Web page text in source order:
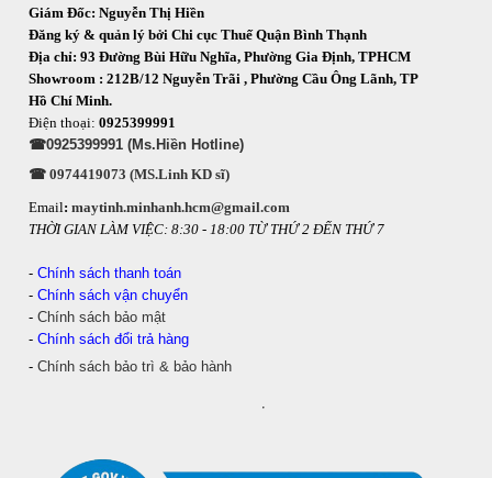
Giám Đốc: Nguyễn Thị Hiền
Đăng ký & quản lý bởi Chi cục Thuế Quận Bình Thạnh
Địa chỉ: 93 Đường Bùi Hữu Nghĩa, Phường Gia Định, TPHCM
Showroom : 212B/12 Nguyễn Trãi , Phường Cầu Ông Lãnh, TP
Hồ Chí Minh.
Điện thoại: 0925399991
☎0925399991 (Ms.Hiền Hotline)
☎ 0974419073 (MS.Linh KD sĩ)
Email: maytinh.minhanh.hcm@gmail.com
THỜI GIAN LÀM VIỆC: 8:30 - 18:00 TỪ THỨ 2 ĐẾN THỨ 7
- Chính sách thanh toán
- Chính sách vận chuyển
- Chính sách bảo mật
- Chính sách đổi trả hàng
- Chính sách bảo trì & bảo hành